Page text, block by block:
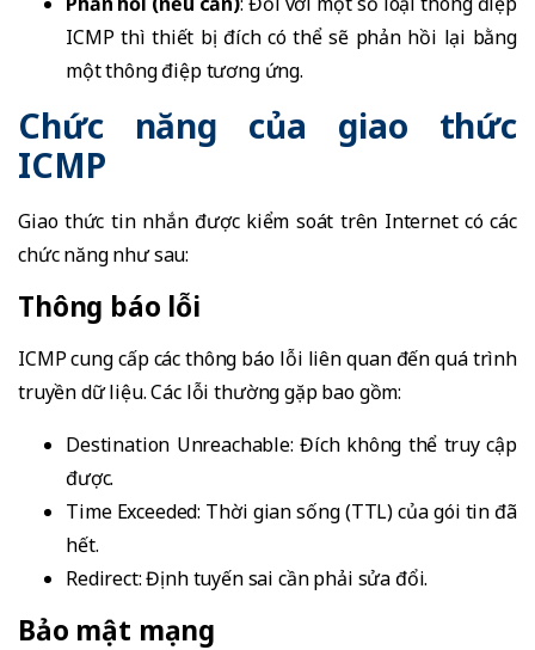
ICMP thì thiết bị đích có thể sẽ phản hồi lại bằng
một thông điệp tương ứng.
Chức năng của giao thức
ICMP
Giao thức tin nhắn được kiểm soát trên Internet có các
chức năng như sau:
Thông báo lỗi
ICMP cung cấp các thông báo lỗi liên quan đến quá trình
truyền dữ liệu. Các lỗi thường gặp bao gồm:
Destination Unreachable: Đích không thể truy cập
được.
Time Exceeded: Thời gian sống (TTL) của gói tin đã
hết.
Redirect: Định tuyến sai cần phải sửa đổi.
Bảo mật mạng